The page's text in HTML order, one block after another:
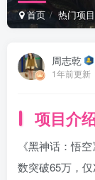
首页 热门项目
周志乾
1年前更新
项目介
《黑神话：悟
数突破65万，